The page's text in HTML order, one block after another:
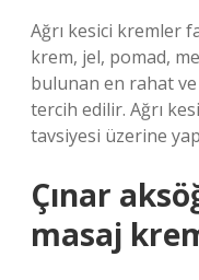
Ağrı kesici kremler
krem, jel, pomad,
bulunan en rahat ve
tercih edilir. Ağrı
tavsiyesi üzerine
Çınar
masaj